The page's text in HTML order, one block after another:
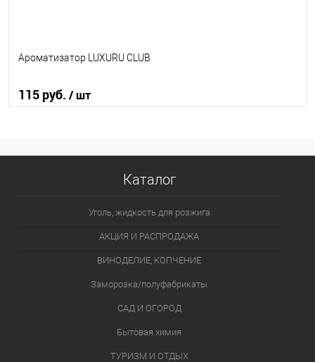
Ароматизатор LUXURU CLUB
115 руб. / шт
Каталог
Уголь, жидкость для розжига
АКЦИЯ И РАСПРОДАЖА
ВИНОДЕЛИЕ, КОПЧЕНИЕ
Заморозка/полуфабрикаты
САД И ОГОРОД
Бытовая химия
ТУРИЗМ И ОТДЫХ